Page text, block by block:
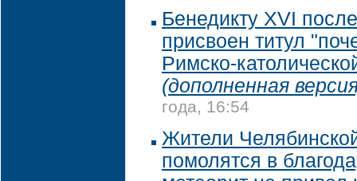
Бенедикту XVI
присвоен титул
Римско-
(дополненная
года, 16:54
Жители
помолятся в